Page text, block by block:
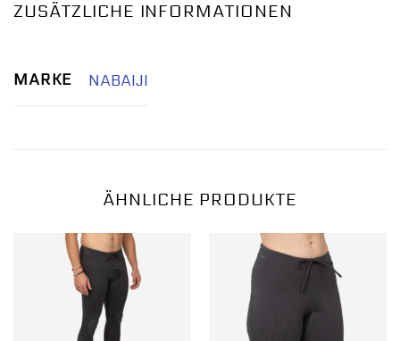
ZUSÄTZLICHE INFORMATIONEN
MARKE NABAIJI
ÄHNLICHE PRODUKTE